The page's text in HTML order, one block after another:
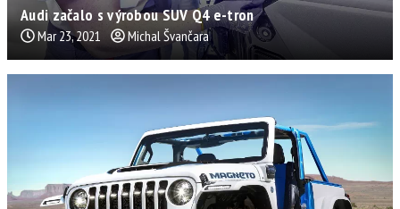
Audi začalo s výrobou SUV Q4 e-tron
Mar 23, 2021 Michal Švančara